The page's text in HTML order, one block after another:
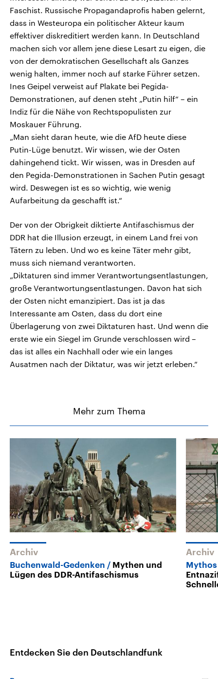
Faschist. Russische Propagandaprofis haben gelernt,
dass in Westeuropa ein politischer Akteur kaum
effektiver diskreditiert werden kann. In Deutschland
machen sich vor allem jene diese Lesart zu eigen, die
von der demokratischen Gesellschaft als Ganzes
wenig halten, immer noch auf starke Führer setzen.
Ines Geipel verweist auf Plakate bei Pegida-
Demonstrationen, auf denen steht „Putin hilf“ – ein
Indiz für die Nähe von Rechtspopulisten zur
Moskauer Führung.
„Man sieht daran heute, wie die AfD heute diese
Putin-Lüge benutzt. Wir wissen, wie der Osten
dahingehend tickt. Wir wissen, was in Dresden auf
den Pegida-Demonstrationen in Sachen Putin gesagt
wird. Deswegen ist es so wichtig, wie wenig
Aufarbeitung da geschafft ist.“
Der von der Obrigkeit diktierte Antifaschismus der
DDR hat die Illusion erzeugt, in einem Land frei von
Tätern zu leben. Und wo es keine Täter mehr gibt,
muss sich niemand verantworten.
„Diktaturen sind immer Verantwortungsentlastungen,
große Verantwortungsentlastungen. Davon hat sich
der Osten nicht emanzipiert. Das ist ja das
Interessante am Osten, dass du dort eine
Überlagerung von zwei Diktaturen hast. Und wenn die
erste wie ein Siegel im Grunde verschlossen wird –
das ist alles ein Nachhall oder wie ein langes
Ausatmen nach der Diktatur, was wir jetzt erleben.“
Mehr zum Thema
Archiv
Buchenwald-Gedenken
Mythen und
Lügen des DDR-Antifaschismus
Archiv
Entdecken Sie den Deutschlandfunk